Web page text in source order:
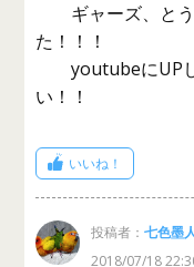
ギャーズ、とう
た！！！
youtubeにUPし
い！！
いいね！
投稿者：七色墨
2018/07/18